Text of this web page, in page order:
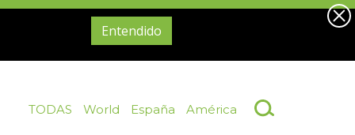
Entendido
TODAS World España América